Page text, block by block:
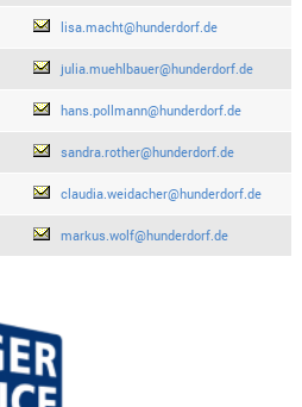
lisa.macht@hunderdorf.de
julia.muehlbauer@hunderdorf.de
hans.pollmann@hunderdorf.de
sandra.rother@hunderdorf.de
claudia.weidacher@hunderdorf.de
markus.wolf@hunderdorf.de